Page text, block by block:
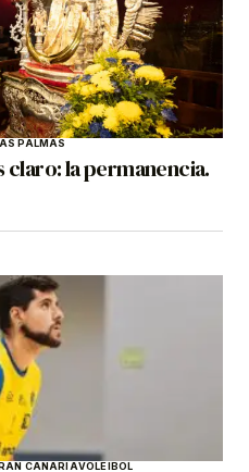
PALMAS
claro: la permanencia.
CANARIAVOLEIBOL